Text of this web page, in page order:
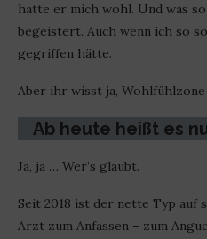
hatte er mich wohl. Und was
begeistert. Auch wenn ich so
gegriffen hätte.
Aber ihr wisst ja,
Ab heute heißt es
Ja, ja … Wer’s glaubt.
Seit 2018 ist der nette Typ auf
Arzt zum Anfassen – zum